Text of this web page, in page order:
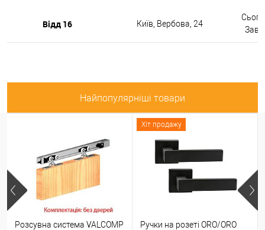
Відд 16 Київ, Вербова, 24
Найпопулярніші товари
Розсувна система VALCOMP
Хіт продажу
Ручки на розеті ORO/ORO